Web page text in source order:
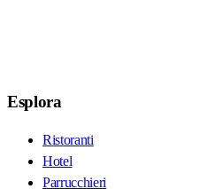
Esplora
Ristoranti
Hotel
Parrucchieri